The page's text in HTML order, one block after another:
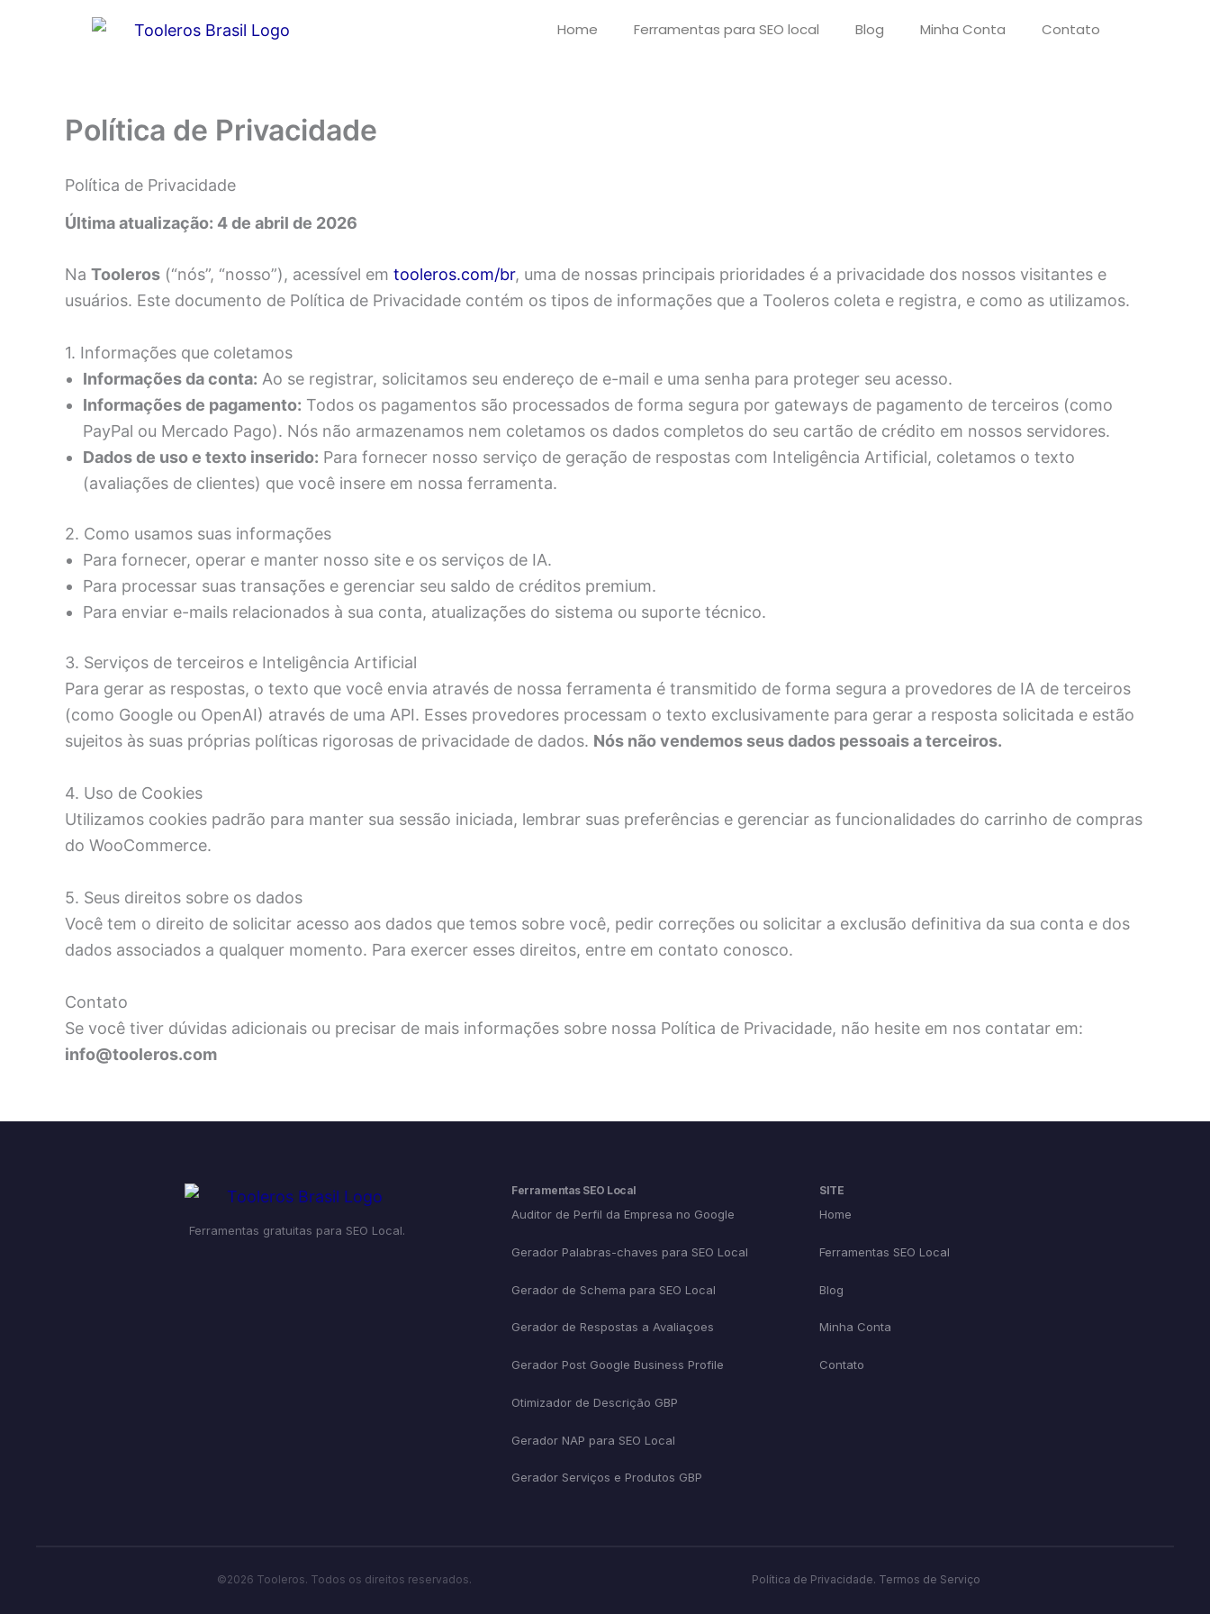
Home Ferramentas para SEO local Blog Minha Conta Contato
Política de Privacidade
Política de Privacidade
Última atualização: 4 de abril de 2026
Na Tooleros (“nós”, “nosso”), acessível em tooleros.com/br, uma de nossas principais prioridades é a privacidade dos nossos visitantes e
usuários. Este documento de Política de Privacidade contém os tipos de informações que a Tooleros coleta e registra, e como as utilizamos.
1. Informações que coletamos
Informações da conta: Ao se registrar, solicitamos seu endereço de e-mail e uma senha para proteger seu acesso.
Informações de pagamento: Todos os pagamentos são processados de forma segura por gateways de pagamento de terceiros (como
PayPal ou Mercado Pago). Nós não armazenamos nem coletamos os dados completos do seu cartão de crédito em nossos servidores.
Dados de uso e texto inserido: Para fornecer nosso serviço de geração de respostas com Inteligência Artificial, coletamos o texto
(avaliações de clientes) que você insere em nossa ferramenta.
2. Como usamos suas informações
Para fornecer, operar e manter nosso site e os serviços de IA.
Para processar suas transações e gerenciar seu saldo de créditos premium.
Para enviar e-mails relacionados à sua conta, atualizações do sistema ou suporte técnico.
3. Serviços de terceiros e Inteligência Artificial
Para gerar as respostas, o texto que você envia através de nossa ferramenta é transmitido de forma segura a provedores de IA de terceiros
(como Google ou OpenAI) através de uma API. Esses provedores processam o texto exclusivamente para gerar a resposta solicitada e estão
sujeitos às suas próprias políticas rigorosas de privacidade de dados. Nós não vendemos seus dados pessoais a terceiros.
4. Uso de Cookies
Utilizamos cookies padrão para manter sua sessão iniciada, lembrar suas preferências e gerenciar as funcionalidades do carrinho de compras
do WooCommerce.
5. Seus direitos sobre os dados
Você tem o direito de solicitar acesso aos dados que temos sobre você, pedir correções ou solicitar a exclusão definitiva da sua conta e dos
dados associados a qualquer momento. Para exercer esses direitos, entre em contato conosco.
Contato
Se você tiver dúvidas adicionais ou precisar de mais informações sobre nossa Política de Privacidade, não hesite em nos contatar em:
info@tooleros.com
Ferramentas gratuitas para SEO Local.
Ferramentas SEO Local
Auditor de Perfil da Empresa no Google
Gerador Palabras-chaves para SEO Local
Gerador de Schema para SEO Local
Gerador de Respostas a Avaliaçoes
Gerador Post Google Business Profile
Otimizador de Descrição GBP
Gerador NAP para SEO Local
Gerador Serviços e Produtos GBP
SITE
Home
Ferramentas SEO Local
Blog
Minha Conta
Contato
©2026 Tooleros. Todos os direitos reservados. Política de Privacidade. Termos de Serviço